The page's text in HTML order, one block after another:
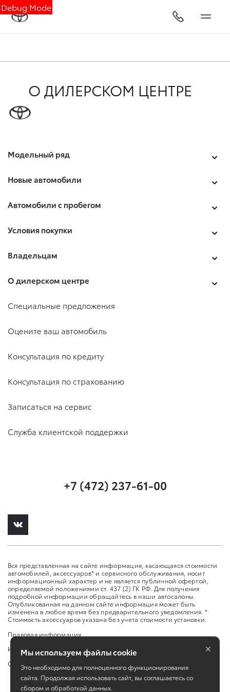
Debug Mode
О ДИЛЕРСКОМ ЦЕНТРЕ
Модельный ряд
Новые автомобили
Автомобили с пробегом
Условия покупки
Владельцам
О дилерском центре
Специальные предложения
Оцените ваш автомобиль
Консультация по кредиту
Консультация по страхованию
Записаться на сервис
Служба клиентской поддержки
+7 (472) 237-61-00
Вся представленная на сайте информация, касающаяся стоимости
автомобилей, аксессуаров* и сервисного обслуживания, носит
информационный характер и не является публичной офертой,
определяемой положениями ст. 437 (2) ГК РФ. Для получения
подробной информации обращайтесь в наши автосалоны.
Опубликованная на данном сайте информация может быть
изменена в любое время без предварительного уведомления. *
Стоимость аксессуаров указана без учета стоимости установки.
Правовая информация
Изменить настройку cookies
Сбросить cookie
Мы используем файлы cookie
Это необходимо для полноценного функционирования
сайта. Продолжая использовать сайт, вы соглашаетесь со
сбором и обработкой данных.
×